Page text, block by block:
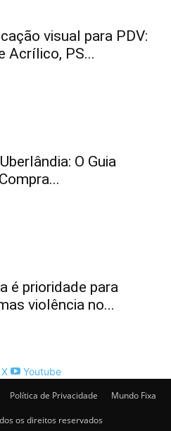
visual para PDV:
Acrílico, PS...
O Guia
é prioridade para
violência no...
X
Youtube
Política de Privacidade Mundo Fixa
os direitos reservados